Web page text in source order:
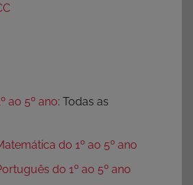
ao 5º ano: Todas as
do 1º ao 5º ano
do 1º ao 5º ano